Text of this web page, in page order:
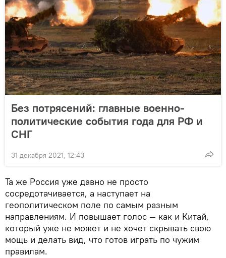
Без потрясений: главные военно-
политические события года для РФ и
СНГ
31 декабря 2021, 12:43
Та же Россия уже давно не просто
сосредотачивается, а наступает на
геополитическом поле по самым разным
направлениям. И повышает голос — как и Китай,
который уже не может и не хочет скрывать свою
мощь и делать вид, что готов играть по чужим
правилам.